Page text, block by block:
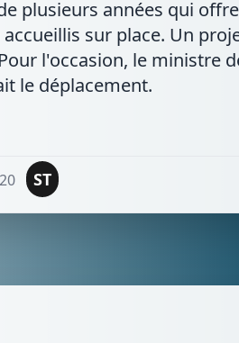
plusieurs années qui
sur place. Un
l'occasion, le ministre
le déplacement.
ST